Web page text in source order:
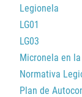
Legionela
LG01
LG03
Micronela en
Normativa
Plan de